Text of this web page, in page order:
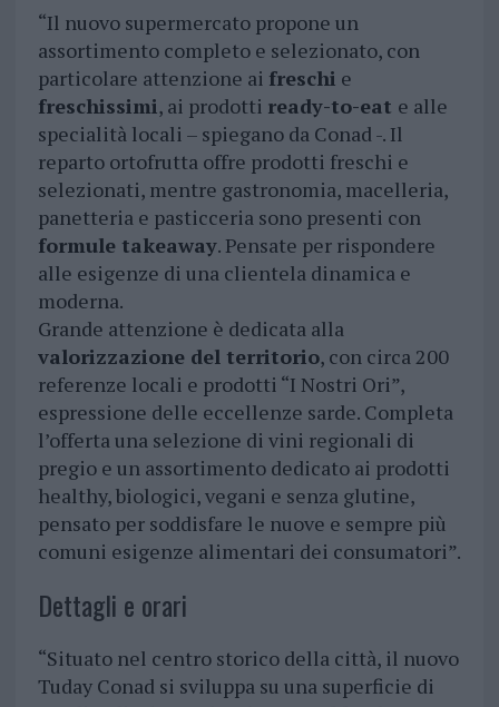
“Il nuovo supermercato propone un
assortimento completo e selezionato, con
particolare attenzione ai freschi e
freschissimi, ai prodotti ready-to-eat e alle
specialità locali – spiegano da Conad -. Il
reparto ortofrutta offre prodotti freschi e
selezionati, mentre gastronomia, macelleria,
panetteria e pasticceria sono presenti con
formule takeaway. Pensate per rispondere
alle esigenze di una clientela dinamica e
moderna.
Grande attenzione è dedicata alla
valorizzazione del territorio, con circa 200
referenze locali e prodotti “I Nostri Ori”,
espressione delle eccellenze sarde. Completa
l’offerta una selezione di vini regionali di
pregio e un assortimento dedicato ai prodotti
healthy, biologici, vegani e senza glutine,
pensato per soddisfare le nuove e sempre più
comuni esigenze alimentari dei consumatori”.
Dettagli e orari
“Situato nel centro storico della città, il nuovo
Tuday Conad si sviluppa su una superficie di